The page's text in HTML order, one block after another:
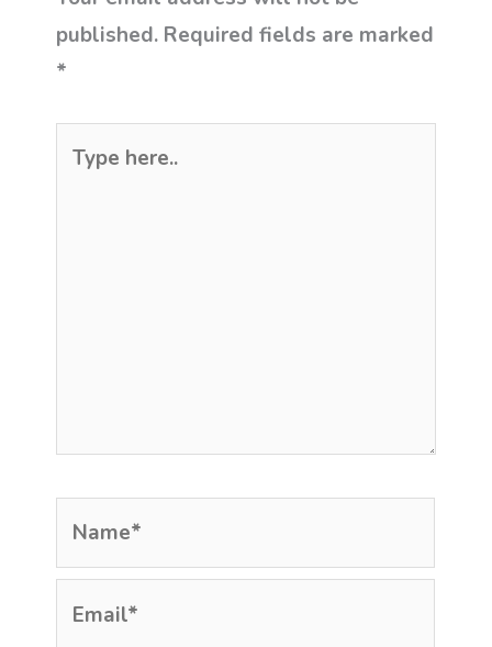
published. Required fields are marked
*
here..